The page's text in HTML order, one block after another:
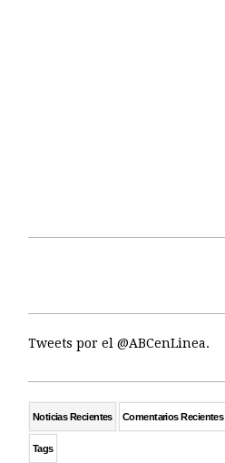
Tweets por el @ABCenLinea.
Noticias Recientes Comentarios Recientes
Tags